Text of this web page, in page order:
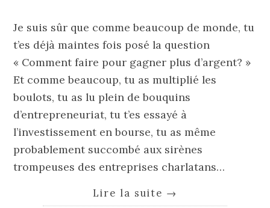
Je suis sûr que comme beaucoup de monde, tu
t’es déjà maintes fois posé la question
« Comment faire pour gagner plus d’argent? »
Et comme beaucoup, tu as multiplié les
boulots, tu as lu plein de bouquins
d’entrepreneuriat, tu t’es essayé à
l’investissement en bourse, tu as même
probablement succombé aux sirènes
trompeuses des entreprises charlatans…
Lire la suite →